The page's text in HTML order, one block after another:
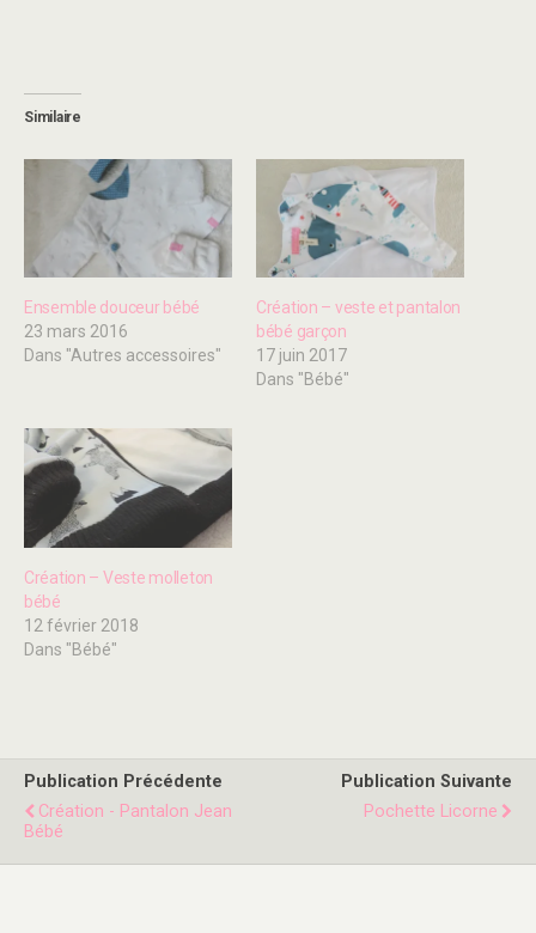
Similaire
Ensemble douceur bébé
23 mars 2016
Dans "Autres accessoires"
Création – veste et pantalon
bébé garçon
17 juin 2017
Dans "Bébé"
Création – Veste molleton
bébé
12 février 2018
Dans "Bébé"
Publication Précédente
Création - Pantalon Jean
Bébé
Publication Suivante
Pochette Licorne